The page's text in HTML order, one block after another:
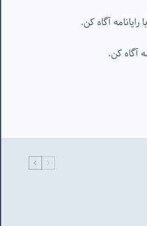
آگاه کن.
آگاه کن.